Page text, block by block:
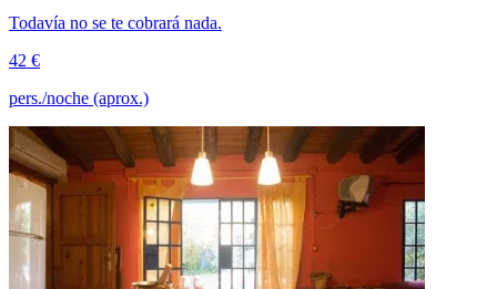
Todavía no se te cobrará nada.
42 €
pers./noche (aprox.)